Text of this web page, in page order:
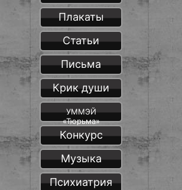
Плакаты
Статьи
Письма
Крик души
УММЭЙ
«Тюрьма»
Конкурс
Музыка
Психиатрия